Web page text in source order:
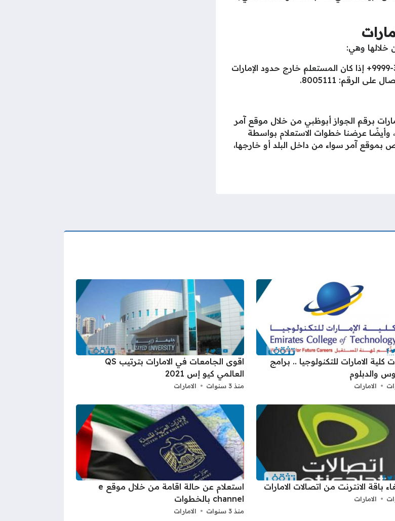
خلالها وهي:
التواصل مع خدمة آمر عبر الهاتف على هذا الرقم 9714-313-9999+ إذا كان المستعلم خارج حدود الإمارات
الرقم: 8005111.
برقم الجواز أبوظبي من خلال موقع آمر
وأيضًا عرضنا خطوات الاستعلام بواسطة
بموقع آمر سواء من داخل البلد أو خارجها،
الامارات للتكنولوجيا .. برامج
والدبلوم
الامارات
اقوى الجامعات في الامارات بترتيب QS
العالمي كيو إس 2021
منذ 3 سنوات الامارات
باقة الانترنت من اتصالات الامارات
الامارات
استعلام عن حالة اقامة من خلال موقع e
channel بالخطوات
منذ 3 سنوات الامارات